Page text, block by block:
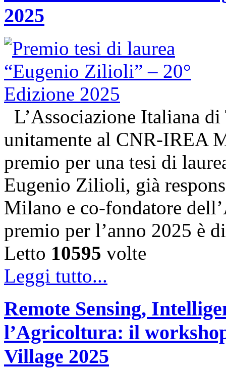
2025
L’Associazione Italiana
unitamente al CNR-IREA
premio per una tesi di
Eugenio Zilioli, già
Milano e co-fondatore
premio per l’anno 2025 è
Letto 10595 volte
Leggi tutto...
Remote Sensing,
l’Agricoltura: il
Village 2025